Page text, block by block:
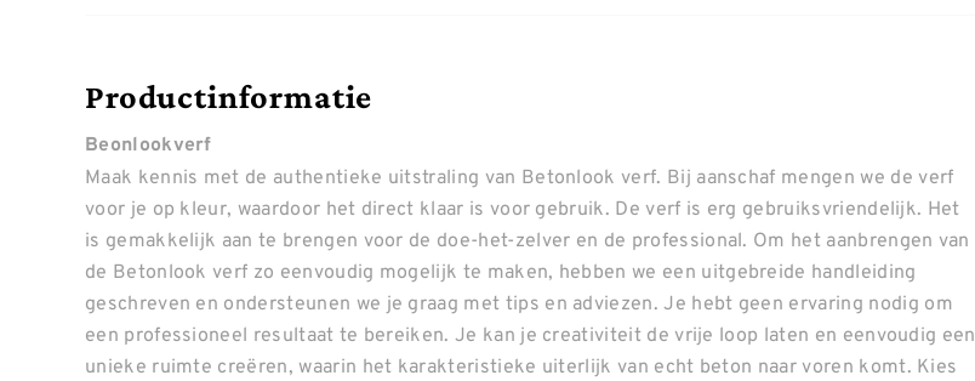
Productinformatie
Beonlookverf
Maak kennis met de authentieke uitstraling van Betonlook verf. Bij aanschaf mengen we de verf
voor je op kleur, waardoor het direct klaar is voor gebruik. De verf is erg gebruiksvriendelijk. Het
is gemakkelijk aan te brengen voor de doe-het-zelver en de professional. Om het aanbrengen van
de Betonlook verf zo eenvoudig mogelijk te maken, hebben we een uitgebreide handleiding
geschreven en ondersteunen we je graag met tips en adviezen. Je hebt geen ervaring nodig om
een professioneel resultaat te bereiken. Je kan je creativiteit de vrije loop laten en eenvoudig een
unieke ruimte creëren, waarin het karakteristieke uiterlijk van echt beton naar voren komt. Kies